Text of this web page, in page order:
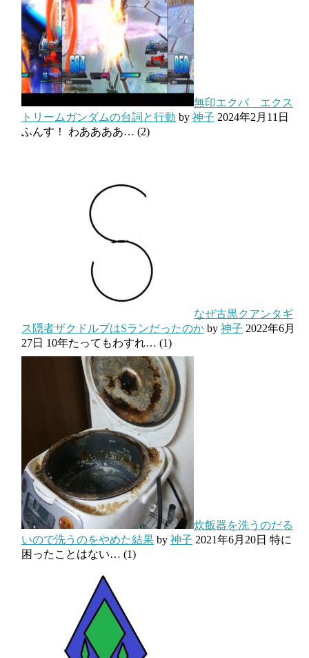
無印エクバ エクス
トリームガンダムの台詞と行動 by 神子 2024年2月11日
ふんす！ わああああ… (2)
なぜ古黒クアンタギ
ス隠者ザクドルブはSランだったのか by 神子 2022年6月
27日 10年たってもわすれ… (1)
炊飯器を洗うのだる
いので洗うのをやめた結果 by 神子 2021年6月20日 特に
困ったことはない… (1)